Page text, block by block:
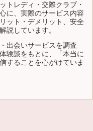
トレディ・交際クラブ・
に、実際のサービス内容
ット・デメリット、安全
説しています。
出会いサービスを調査
験談をもとに、「本当に
することを心がけていま